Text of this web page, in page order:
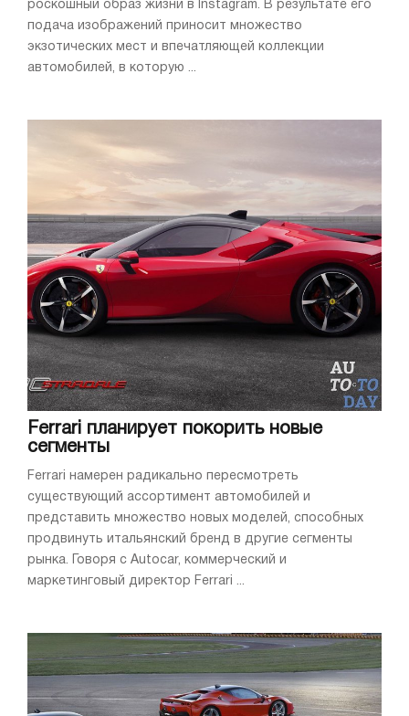
роскошный образ жизни в Instagram. В результате его
подача изображений приносит множество
экзотических мест и впечатляющей коллекции
автомобилей, в которую ...
Ferrari планирует покорить новые
сегменты
Ferrari намерен радикально пересмотреть
существующий ассортимент автомобилей и
представить множество новых моделей, способных
продвинуть итальянский бренд в другие сегменты
рынка. Говоря с Autocar, коммерческий и
маркетинговый директор Ferrari ...